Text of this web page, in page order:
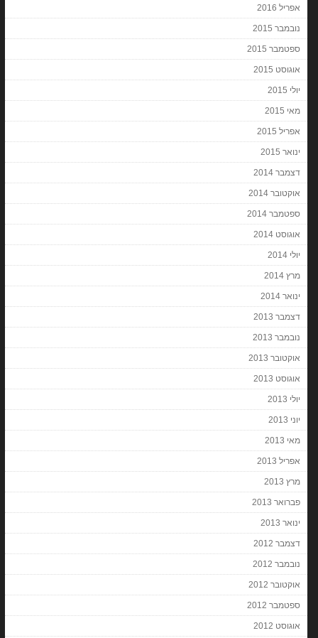
אפריל 2016
נובמבר 2015
ספטמבר 2015
אוגוסט 2015
יולי 2015
מאי 2015
אפריל 2015
ינואר 2015
דצמבר 2014
אוקטובר 2014
ספטמבר 2014
אוגוסט 2014
יולי 2014
מרץ 2014
ינואר 2014
דצמבר 2013
נובמבר 2013
אוקטובר 2013
אוגוסט 2013
יולי 2013
יוני 2013
מאי 2013
אפריל 2013
מרץ 2013
פברואר 2013
ינואר 2013
דצמבר 2012
נובמבר 2012
אוקטובר 2012
ספטמבר 2012
אוגוסט 2012